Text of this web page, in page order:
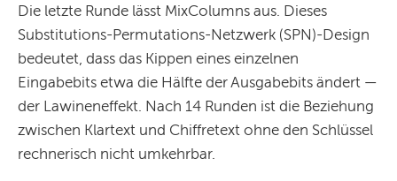
Die letzte Runde lässt MixColumns aus. Dieses
Substitutions-Permutations-Netzwerk (SPN)-Design
bedeutet, dass das Kippen eines einzelnen
Eingabebits etwa die Hälfte der Ausgabebits ändert —
der Lawineneffekt. Nach 14 Runden ist die Beziehung
zwischen Klartext und Chiffretext ohne den Schlüssel
rechnerisch nicht umkehrbar.